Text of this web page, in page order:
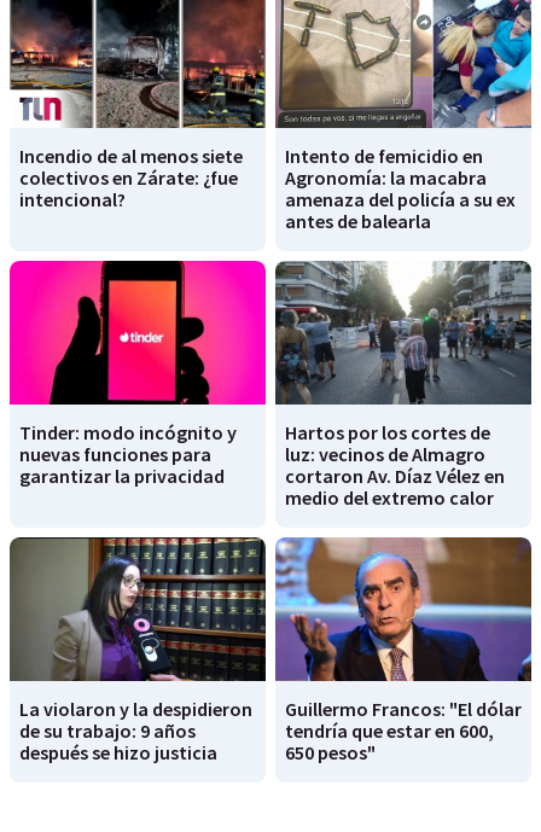
Incendio de al menos siete
colectivos en Zárate: ¿fue
intencional?
Intento de femicidio en
Agronomía: la macabra
amenaza del policía a su ex
antes de balearla
Tinder: modo incógnito y
nuevas funciones para
garantizar la privacidad
Hartos por los cortes de
luz: vecinos de Almagro
cortaron Av. Díaz Vélez en
medio del extremo calor
La violaron y la despidieron
de su trabajo: 9 años
después se hizo justicia
Guillermo Francos: "El dólar
tendría que estar en 600,
650 pesos"